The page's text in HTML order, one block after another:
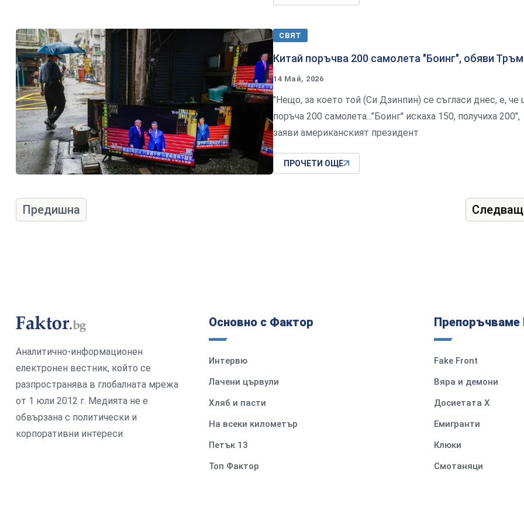
СВЯТ
Китай поръчва 200 самолета "Боинг", обяви
14 Май, 2026
"Нещо, за което той (Си Дзинпин) се съгласи днес, е, че
поръча 200 самолета..."Боинг" искаха 150, получиха 200",
заяви американският президент
ПРОЧЕТИ ОЩЕ
Предишна
Аналитично-информационен
електронен вестник, който се
разпространява в глобалната мрежа
от 1 юли 2012 г. Медията не е
обвързана с политически и
корпоративни интереси.
Основно с Фактор
Интервю
Лачени цървули
Хляб и пасти
На всеки километър
Петък 13
Топ Фактор
Препоръчваме
Fake Front
Вяра и демони
Досиетата Х
Емигранти
Клюки
Смотаняци